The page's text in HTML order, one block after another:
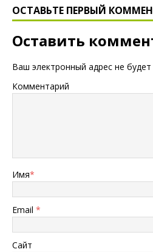
ОСТАВЬТЕ ПЕРВЫЙ
Оставить
Ваш электронный адрес не
Комментарий
Имя*
Email *
Сайт